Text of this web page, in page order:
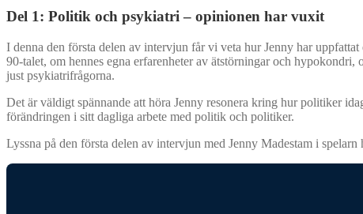
Del 1: Politik och psykiatri – opinionen har vuxit
I denna den första delen av intervjun får vi veta hur Jenny har
90-talet, om hennes egna erfarenheter av ätstörningar och
just psykiatrifrågorna.
Det är väldigt spännande att höra Jenny resonera kring hur politiker
förändringen i sitt dagliga arbete med politik och politiker.
Lyssna på den första delen av intervjun med Jenny Madestam i